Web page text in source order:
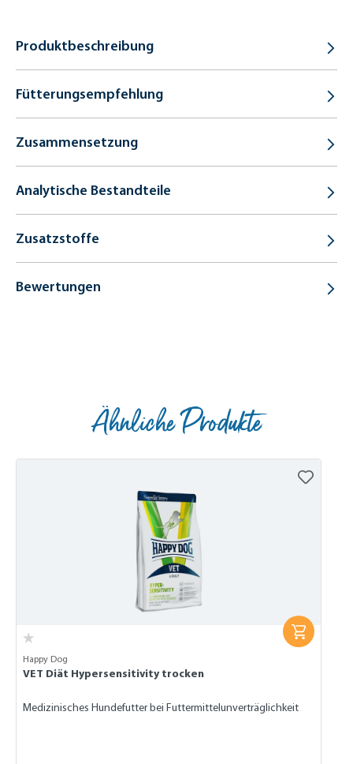
Produktbeschreibung
Fütterungsempfehlung
Zusammensetzung
Analytische Bestandteile
Zusatzstoffe
Bewertungen
Ähnliche Produkte
Happy Dog
VET Diät Hypersensitivity trocken
Medizinisches Hundefutter bei Futtermittelunverträglichkeit